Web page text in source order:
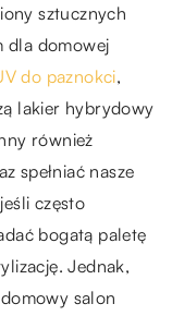
sztucznych
dla domowej
do paznokci,
lakier hybrydowy
również
spełniać nasze
często
bogatą paletę
Jednak,
salon